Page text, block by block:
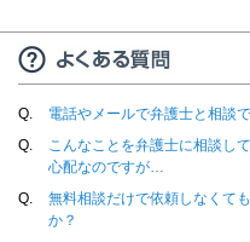
Q.
電話やメールで弁護士と相談
Q.
こんなことを弁護士に相談し
心配なのですが…
Q.
無料相談だけで依頼しなくて
か？